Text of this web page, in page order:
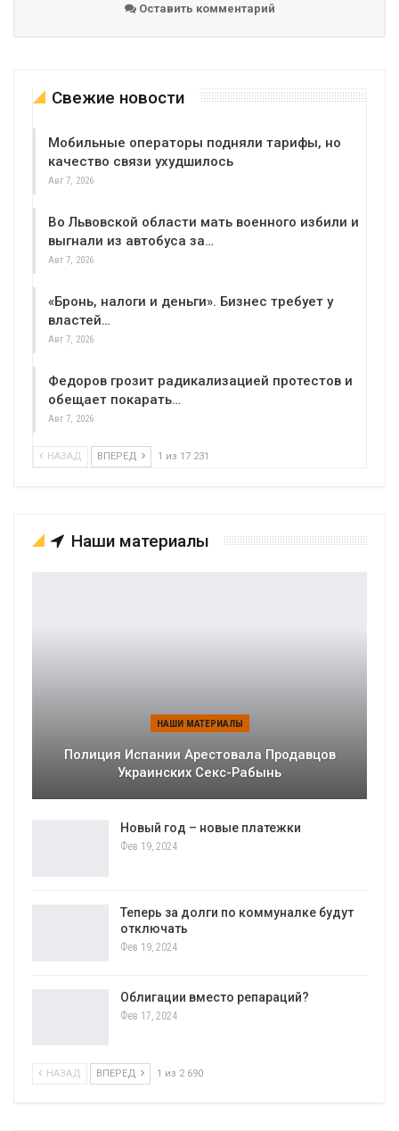
Оставить комментарий
Свежие новости
Мобильные операторы подняли тарифы, но
качество связи ухудшилось
Авг 7, 2026
Во Львовской области мать военного избили и
выгнали из автобуса за…
Авг 7, 2026
«Бронь, налоги и деньги». Бизнес требует у
властей…
Авг 7, 2026
Федоров грозит радикализацией протестов и
обещает покарать…
Авг 7, 2026
НАЗАД ВПЕРЕД 1 из 17 231
Наши материалы
НАШИ МАТЕРИАЛЫ
Полиция Испании Арестовала Продавцов
Украинских Секс-Рабынь
Новый год – новые платежки
Фев 19, 2024
Теперь за долги по коммуналке будут
отключать
Фев 19, 2024
Облигации вместо репараций?
Фев 17, 2024
НАЗАД ВПЕРЕД 1 из 2 690